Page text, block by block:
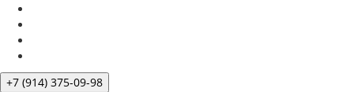
+7 (914) 375-09-98